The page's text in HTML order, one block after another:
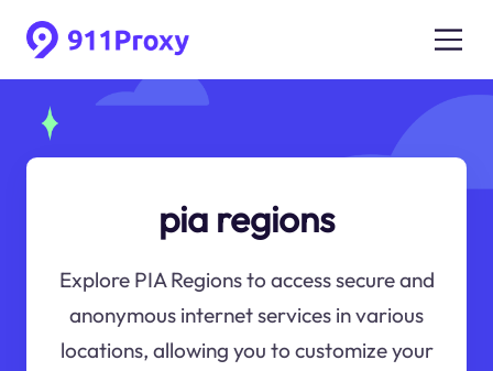
pia regions
Explore PIA Regions to access secure and
anonymous internet services in various
locations, allowing you to customize your